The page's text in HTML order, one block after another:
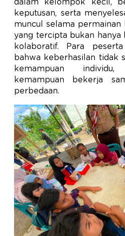
dalam kelompok kecil,
keputusan, serta
muncul selama permainan
yang tercipta bukan hanya
kolaboratif. Para
bahwa keberhasilan tidak
kemampuan
kemampuan bekerja
perbedaan.